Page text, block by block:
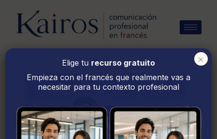
Elige tu recurso gratuito
Empieza con el francés que realmente vas a
necesitar para tu contexto profesional
×